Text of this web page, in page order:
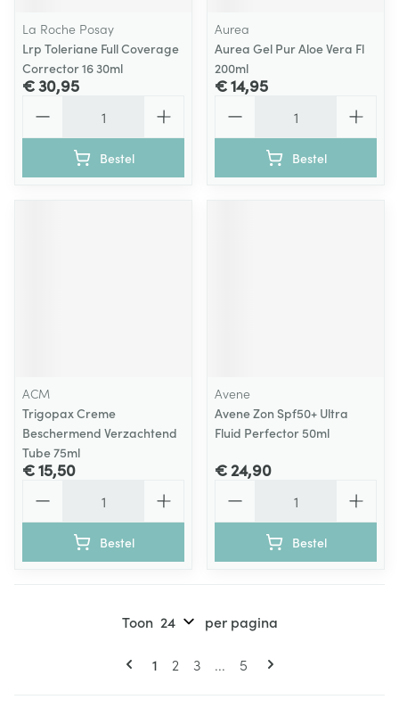
La Roche Posay
Lrp Toleriane Full Coverage
Corrector 16 30ml
€ 30,95
Bestel
Aurea
Aurea Gel Pur Aloe Vera Fl
200ml
€ 14,95
Bestel
ACM
Trigopax Creme
Beschermend Verzachtend
Tube 75ml
€ 15,50
Bestel
Avene
Avene Zon Spf50+ Ultra
Fluid Perfector 50ml
€ 24,90
Bestel
Pagina's
U lees momenteel pagina
1 Pagina
2 Pagina
3 ... Pagina
5
Toon per pagina